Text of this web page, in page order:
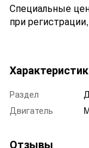
Специальные
при
Раздел
Двигатель
Отзывы